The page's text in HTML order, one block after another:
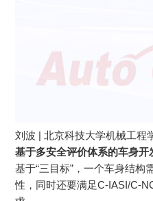
刘波 | 北京科技大学机械工程
基于多安全评价体系的车身开
基于“三目标”，一个车身结构
性，同时还要满足C-IASI/C-